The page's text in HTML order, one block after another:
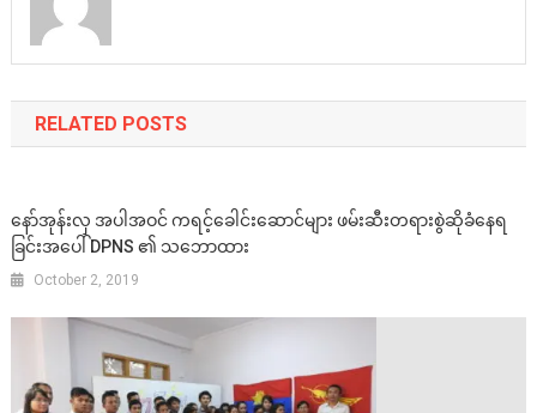
RELATED POSTS
နော်အုန်းလှ အပါအဝင် ကရင့်ခေါင်းဆောင်များ ဖမ်းဆီးတရားစွဲဆိုခံနေရ
ခြင်းအပေါ် DPNS ၏ သဘောထား
October 2, 2019